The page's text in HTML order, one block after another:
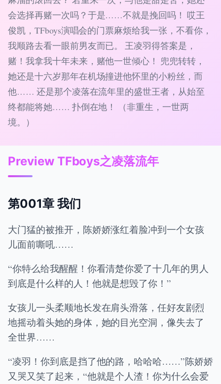
会选择再赌一次吗？于是……不就是挽回吗！ 哎王
俊凯，TFboys演唱会的门票麻烦给我一张，不看你，
我顺路去看一眼前男友而已。 王凌羽得答案是，
赌！我拿我十年未来，赌他一世倾心！ 兜兜转转，
她还是十六岁那年在机场撞进他怀里的小粉丝，而
他…… 还是那个凌落在流年里的盛世王者，从始至
终都能将她…… 扑倒在地！ （非重生，一世两
境。）
Preview TFboys之凌落流年
第001章 我们
大门猛的被推开，陈娇娇涨红着脸冲到一个女孩
儿面前嘶吼……
“你特么给我醒醒！你看清楚你爱了十几年的男人
到底是什么样的人！他就是想毁了你！”
女孩儿一头柔顺地长发在肩头滑落，任好友剧烈
地摇动着头她的身体，她的目光空洞，像失去了
全世界……
“凌羽！你到底是挡了他的路，哈哈哈……”陈娇娇
又哭又笑了起来，“他就是个人渣！你为什么会爱